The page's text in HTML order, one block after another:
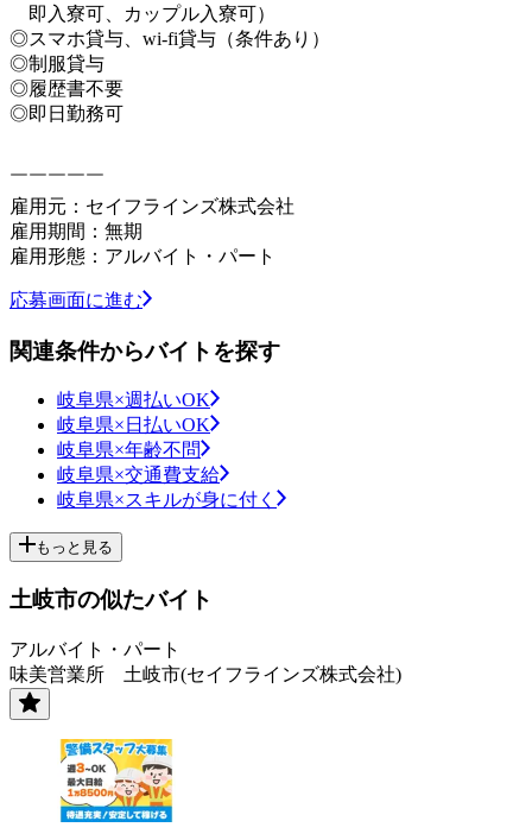
即入寮可、カップル入寮可）
◎スマホ貸与、wi-fi貸与（条件あり）
◎制服貸与
◎履歴書不要
◎即日勤務可
￣￣￣￣￣
雇用元：セイフラインズ株式会社
雇用期間：無期
雇用形態：アルバイト・パート
応募画面に進む
関連条件からバイトを探す
岐阜県×週払いOK
岐阜県×日払いOK
岐阜県×年齢不問
岐阜県×交通費支給
岐阜県×スキルが身に付く
もっと見る
土岐市の似たバイト
アルバイト・パート
味美営業所 土岐市(セイフラインズ株式会社)